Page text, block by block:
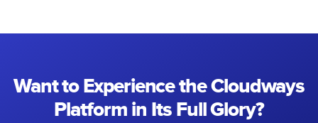
Want to Experience the Cloudways
Platform in Its Full Glory?